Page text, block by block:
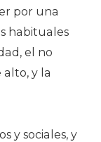
por una
habituales
el no
alto, y la
y sociales, y